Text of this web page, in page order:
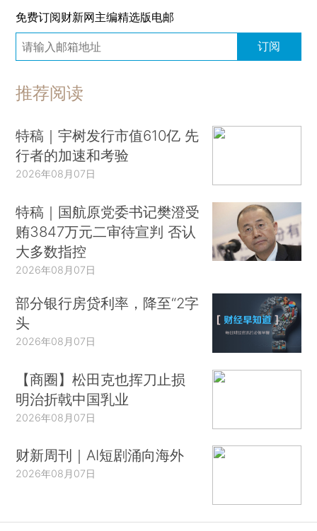
免费订阅财新网主编精选版电邮
订阅
推荐阅读
特稿｜宇树发行市值610亿 先
行者的加速和考验
2026年08月07日
特稿｜国航原党委书记樊澄受
贿3847万元二审待宣判 否认
大多数指控
2026年08月07日
部分银行房贷利率，降至“2字
头
2026年08月07日
【商圈】松田克也挥刀止损
明治折戟中国乳业
2026年08月07日
财新周刊｜AI短剧涌向海外
2026年08月07日